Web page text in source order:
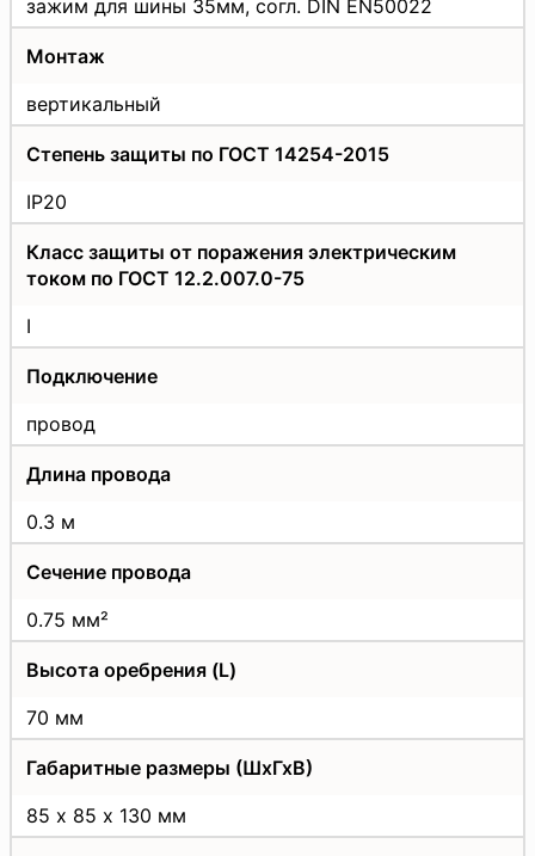
зажим для шины 35мм, согл. DIN EN50022
Монтаж
вертикальный
Степень защиты по ГОСТ 14254-2015
IP20
Класс защиты от поражения электрическим
током по ГОСТ 12.2.007.0-75
I
Подключение
провод
Длина провода
0.3 м
Сечение провода
0.75 мм²
Высота оребрения (L)
70 мм
Габаритные размеры (ШхГхВ)
85 х 85 х 130 мм